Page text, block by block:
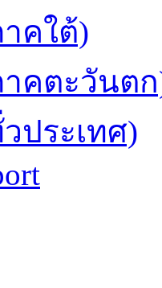
คใต้)
าคตะวันต
ประเทศ)